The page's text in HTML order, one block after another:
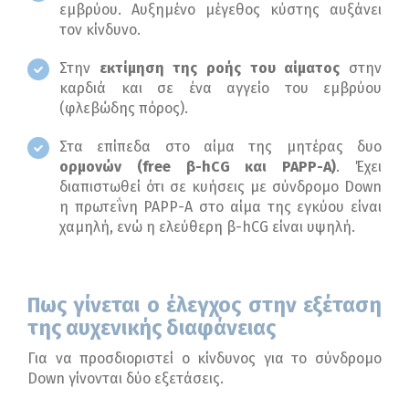
εμβρύου. Αυξημένο μέγεθος κύστης αυξάνει
τον κίνδυνο.
Στην εκτίμηση της ροής του αίματος στην
καρδιά και σε ένα αγγείο του εμβρύου
(φλεβώδης πόρος).
Στα επίπεδα στο αίμα της μητέρας δυο
ορμονών (free β-hCG και PAPP-A). Έχει
διαπιστωθεί ότι σε κυήσεις με σύνδρομο Down
η πρωτεΐνη PAPP-A στο αίμα της εγκύου είναι
χαμηλή, ενώ η ελεύθερη β-hCG είναι υψηλή.
Πως γίνεται ο έλεγχος στην εξέταση
της αυχενικής διαφάνειας
Για να προσδιοριστεί ο κίνδυνος για το σύνδρομο
Down γίνονται δύο εξετάσεις.